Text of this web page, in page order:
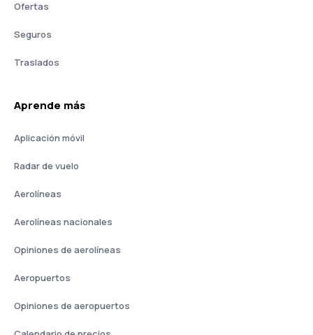
Ofertas
Seguros
Traslados
Aprende más
Aplicación móvil
Radar de vuelo
Aerolíneas
Aerolíneas nacionales
Opiniones de aerolíneas
Aeropuertos
Opiniones de aeropuertos